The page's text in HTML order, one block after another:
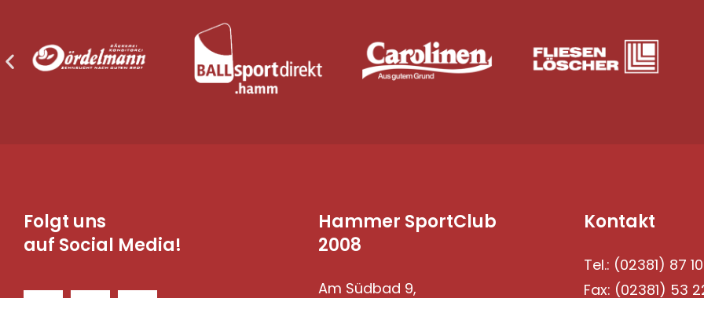
Folgt uns
auf Social Media!
Hammer SportClub
2008
Am Südbad 9,
Kontakt
Tel.: (02381) 87
Fax: (02381) 53